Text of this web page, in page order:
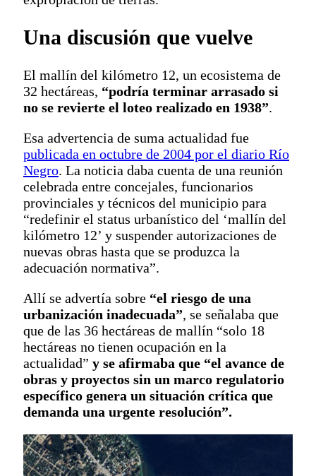
Una discusión que vuelve
El mallín del kilómetro 12, un ecosistema de
32 hectáreas, “podría terminar arrasado si
no se revierte el loteo realizado en 1938”.
Esa advertencia de suma actualidad fue
publicada en octubre de 2004 por el diario Río
Negro. La noticia daba cuenta de una reunión
celebrada entre concejales, funcionarios
provinciales y técnicos del municipio para
“redefinir el status urbanístico del ‘mallín del
kilómetro 12’ y suspender autorizaciones de
nuevas obras hasta que se produzca la
adecuación normativa”.
Allí se advertía sobre “el riesgo de una
urbanización inadecuada”, se señalaba que
que de las 36 hectáreas de mallín “solo 18
hectáreas no tienen ocupación en la
actualidad” y se afirmaba que “el avance de
obras y proyectos sin un marco regulatorio
específico genera un situación crítica que
demanda una urgente resolución”.